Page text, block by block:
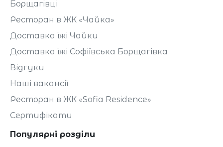
Борщагівці
Ресторан в ЖК «Чайка»
Доставка їжі Чайки
Доставка їжі Софіївська Борщагівка
Відгуки
Наші вакансії
Ресторан в ЖК «Sofia Residence»
Сертифікати
Популярні розділи